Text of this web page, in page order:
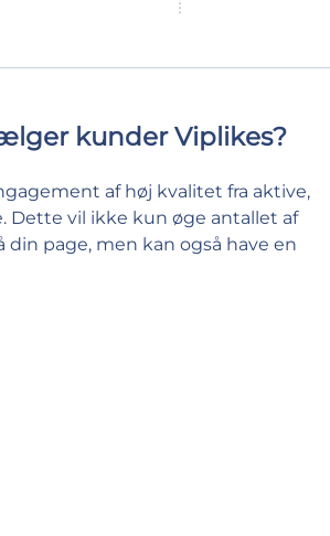
kunder Viplikes?
af høj kvalitet fra aktive,
Dette vil ikke kun øge antallet af
din page, men kan også have en